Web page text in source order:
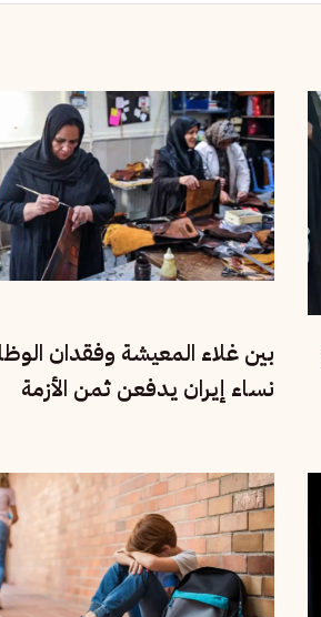
بين غلاء المعيشة وفقدان
نساء إيران يدفعن ثمن الأزمة